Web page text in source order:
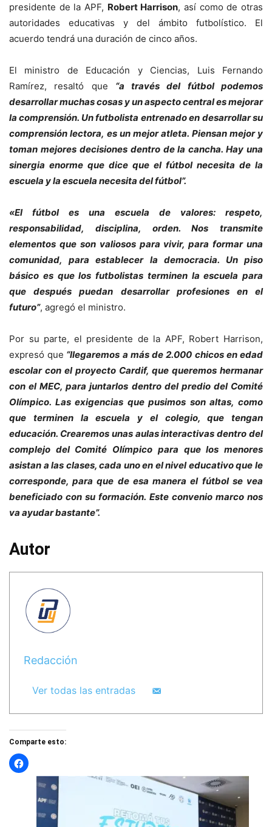
presidente de la APF, Robert Harrison, así como de otras
autoridades educativas y del ámbito futbolístico. El
acuerdo tendrá una duración de cinco años.
El ministro de Educación y Ciencias, Luis Fernando
Ramírez, resaltó que “a través del fútbol podemos
desarrollar muchas cosas y un aspecto central es mejorar
la comprensión. Un futbolista entrenado en desarrollar su
comprensión lectora, es un mejor atleta. Piensan mejor y
toman mejores decisiones dentro de la cancha. Hay una
sinergia enorme que dice que el fútbol necesita de la
escuela y la escuela necesita del fútbol”.
«El fútbol es una escuela de valores: respeto,
responsabilidad, disciplina, orden. Nos transmite
elementos que son valiosos para vivir, para formar una
comunidad, para establecer la democracia. Un piso
básico es que los futbolistas terminen la escuela para
que después puedan desarrollar profesiones en el
futuro”, agregó el ministro.
Por su parte, el presidente de la APF, Robert Harrison,
expresó que “llegaremos a más de 2.000 chicos en edad
escolar con el proyecto Cardif, que queremos hermanar
con el MEC, para juntarlos dentro del predio del Comité
Olímpico. Las exigencias que pusimos son altas, como
que terminen la escuela y el colegio, que tengan
educación. Crearemos unas aulas interactivas dentro del
complejo del Comité Olímpico para que los menores
asistan a las clases, cada uno en el nivel educativo que le
corresponde, para que de esa manera el fútbol se vea
beneficiado con su formación. Este convenio marco nos
va ayudar bastante”.
Autor
Redacción
Ver todas las entradas
Comparte esto: